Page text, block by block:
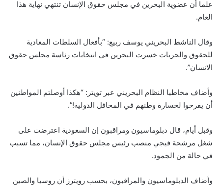
علما أن عضوية البحرين في مجلس حقوق الإنسان تنتهي نهاية هذا
العام.
وقال الناشط البحريني يوسف ربيع: “بأفعال السلطات المعادية
للحقوق والحريات خسرت البحرين في انتخابات رئاسة مجلس حقوق
الانسان”.
وأضاف مخاطبا النظام البحريني عبر تويتر: “هكذا أوصلتم المواطنين
أن يفرحوا لخسارة وطنهم في المحافل الدولية!”.
وقبل أيام، قال دبلوماسيون ومراقبون إن السعودية اعترضت على
شغل مرشحة فيجي منصب رئيس مجلس حقوق الإنسان، مما تسبب
في حالة من الجمود.
وأضاف الدبلوماسيون والمراقبون، بحسب رويترز أن روسيا والصين